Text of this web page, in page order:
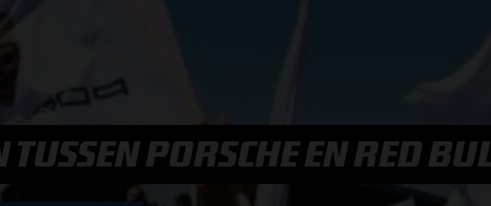
PORSCHE EN RED
MAX VERSTAPPEN
RACE GEMIST